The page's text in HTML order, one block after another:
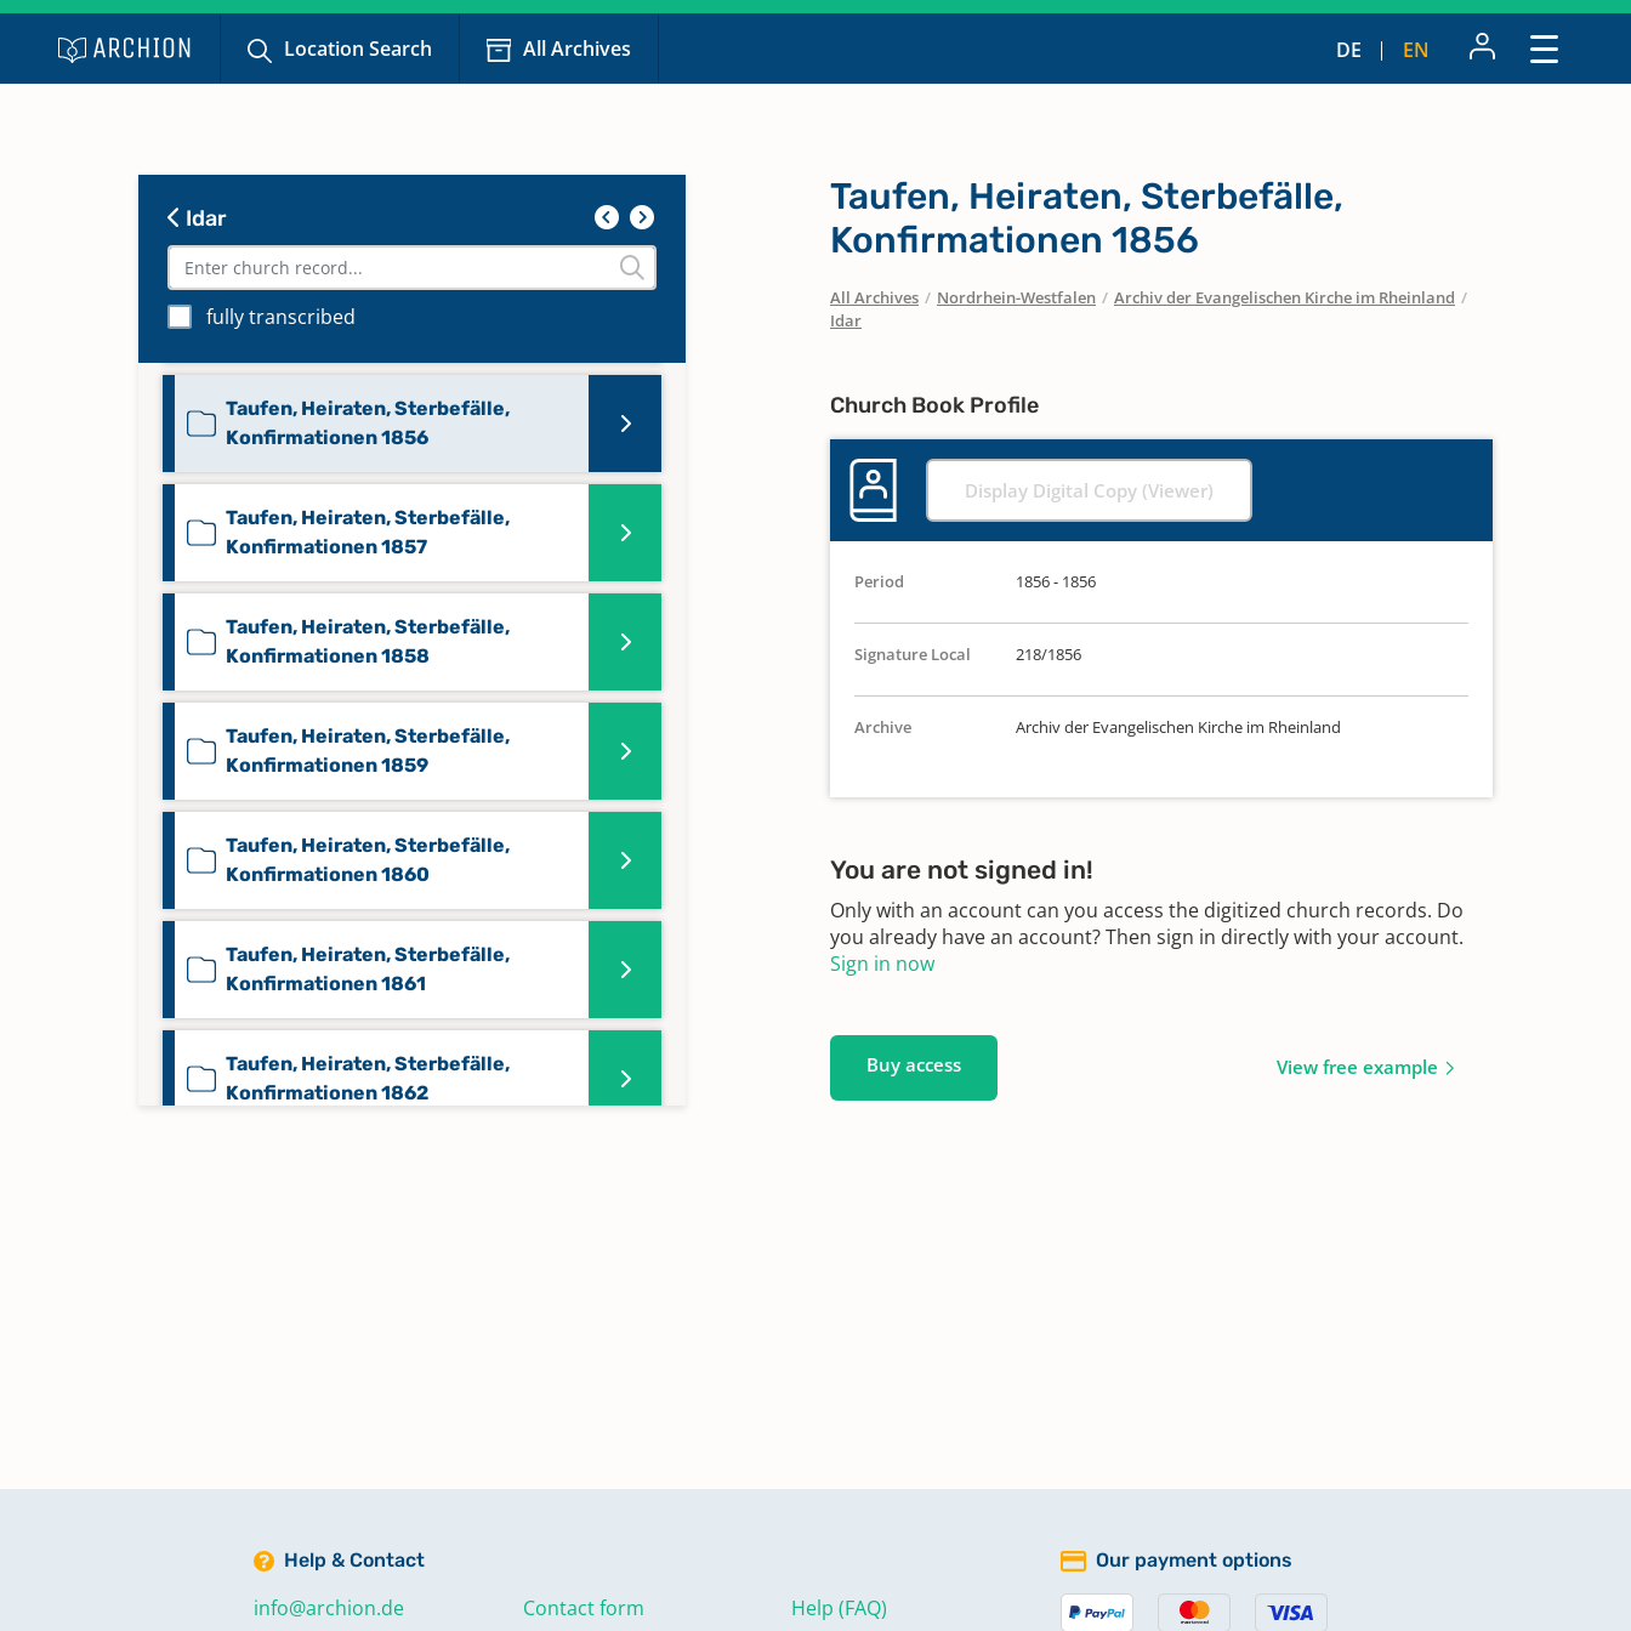
Location Search All Archives DE EN
Idar
fully transcribed
Taufen, Heiraten, Sterbefälle,
Konfirmationen 1854
Konfirmationen 1855
Taufen, Heiraten, Sterbefälle,
Konfirmationen 1856
Taufen, Heiraten, Sterbefälle,
Konfirmationen 1857
Taufen, Heiraten, Sterbefälle,
Konfirmationen 1858
Taufen, Heiraten, Sterbefälle,
Konfirmationen 1859
Taufen, Heiraten, Sterbefälle,
Konfirmationen 1860
Taufen, Heiraten, Sterbefälle,
Konfirmationen 1861
Taufen, Heiraten, Sterbefälle,
Konfirmationen 1862
Taufen, Heiraten, Sterbefälle,
Taufen, Heiraten, Sterbefälle,
Konfirmationen 1856
All Archives / Nordrhein-Westfalen / Archiv der Evangelischen Kirche im Rheinland /
Idar
Church Book Profile
Display Digital Copy (Viewer)
Period 1856 - 1856
Signature Local 218/1856
Archive Archiv der Evangelischen Kirche im Rheinland
You are not signed in!
Only with an account can you access the digitized church records. Do
you already have an account? Then sign in directly with your account.
Sign in now
Buy access View free example
Help & Contact
info@archion.de Contact form Help (FAQ)
Our payment options